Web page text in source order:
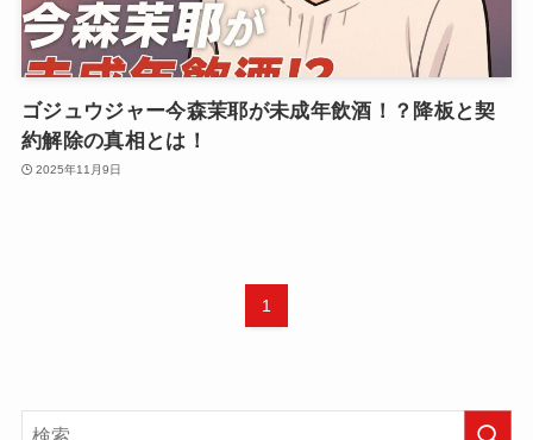
ゴジュウジャー今森茉耶が未成年飲酒！？降板と契
約解除の真相とは！
2025年11月9日
1